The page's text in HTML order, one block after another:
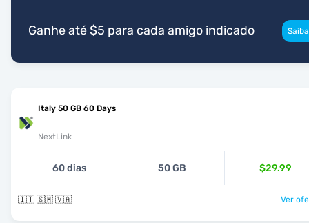
Ganhe até $5 para cada amigo indicado
Italy 50 GB 60 Days
NextLink
60 dias 50 GB $29.99
🇮🇹 🇸🇲 🇻🇦 Ver